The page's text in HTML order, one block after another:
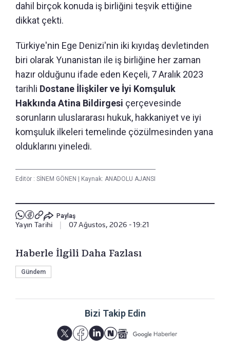
dahil birçok konuda iş birliğini teşvik ettiğine
dikkat çekti.
Türkiye'nin Ege Denizi'nin iki kıyıdaş devletinden
biri olarak Yunanistan ile iş birliğine her zaman
hazır olduğunu ifade eden Keçeli, 7 Aralık 2023
tarihli Dostane İlişkiler ve İyi Komşuluk
Hakkında Atina Bildirgesi çerçevesinde
sorunların uluslararası hukuk, hakkaniyet ve iyi
komşuluk ilkeleri temelinde çözülmesinden yana
olduklarını yineledi.
Editör : SİNEM GÖNEN Kaynak: ANADOLU AJANSI
Paylaş
Yayın Tarihi 07 Ağustos, 2026 - 19:21
Haberle İlgili Daha Fazlası
Gündem
Bizi Takip Edin